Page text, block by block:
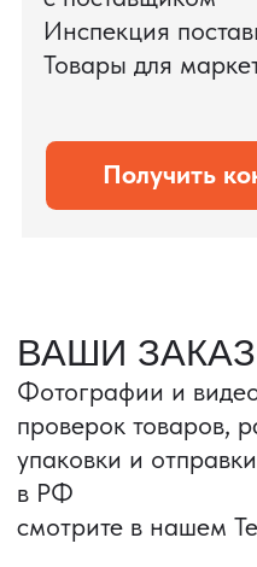
Оставить заявку
Портативные колонки
Условия: Тираж 3100 шт.
Колонка с шнуром
зарядным, без коробки
и ложемента (эвы).